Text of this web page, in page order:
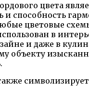
цвета
и способность
цветовые
в
и даже в
объекту
символизирует